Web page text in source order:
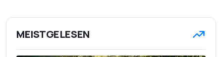
MEISTGELESEN